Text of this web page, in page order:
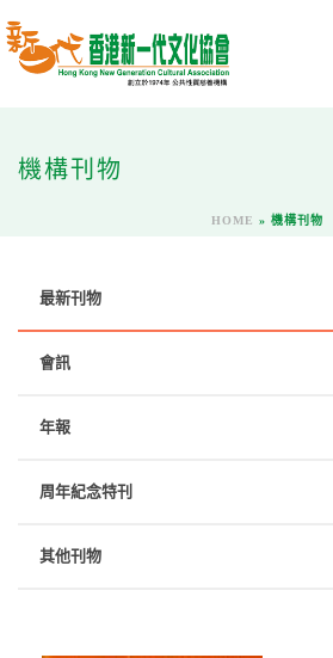
機構刊物
HOME » 機構刊物
最新刊物
會訊
年報
周年紀念特刊
其他刊物